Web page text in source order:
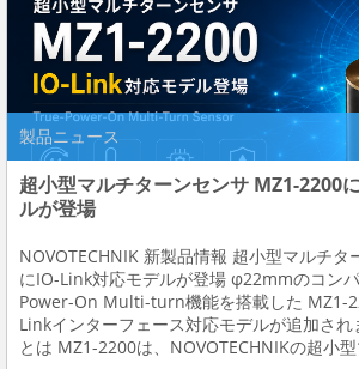
製品ニュース
超小型マルチターンセンサ MZ1-2200
ルが登場
NOVOTECHNIK 新製品情報 超小型マルチ
にIO-Link対応モデルが登場 φ22mmのコン
Power-On Multi-turn機能を搭載した MZ1-
Linkインターフェース対応モデルが追加さ
とは MZ1-2200は、NOVOTECHNIKの超小